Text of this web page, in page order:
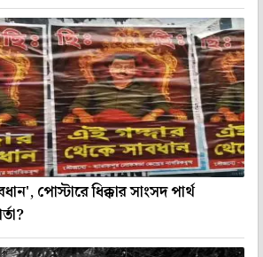
পোস্টারে ধিক্কার সাংসদ পার্থ